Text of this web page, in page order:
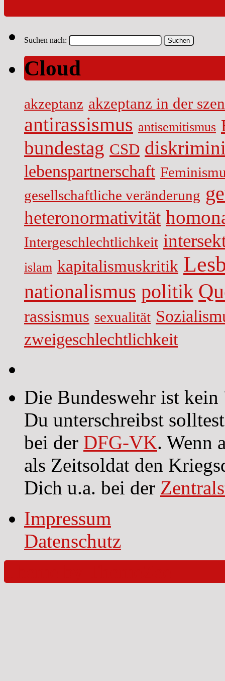
Suchen nach:
Cloud
akzeptanz akzeptanz in der
antirassismus antisemitismus
bundestag CSD
lebenspartnerschaft
gesellschaftliche veränderung
heteronormativität
Intergeschlechtlichkeit
islam kapitalismuskritik
nationalismus politik
rassismus sexualität
zweigeschlechtlichkeit
Die Bundeswehr ist
Du unterschreibst
bei der DFG-VK. Wenn
als Zeitsoldat den
Dich u.a. bei der
Impressum
Datenschutz